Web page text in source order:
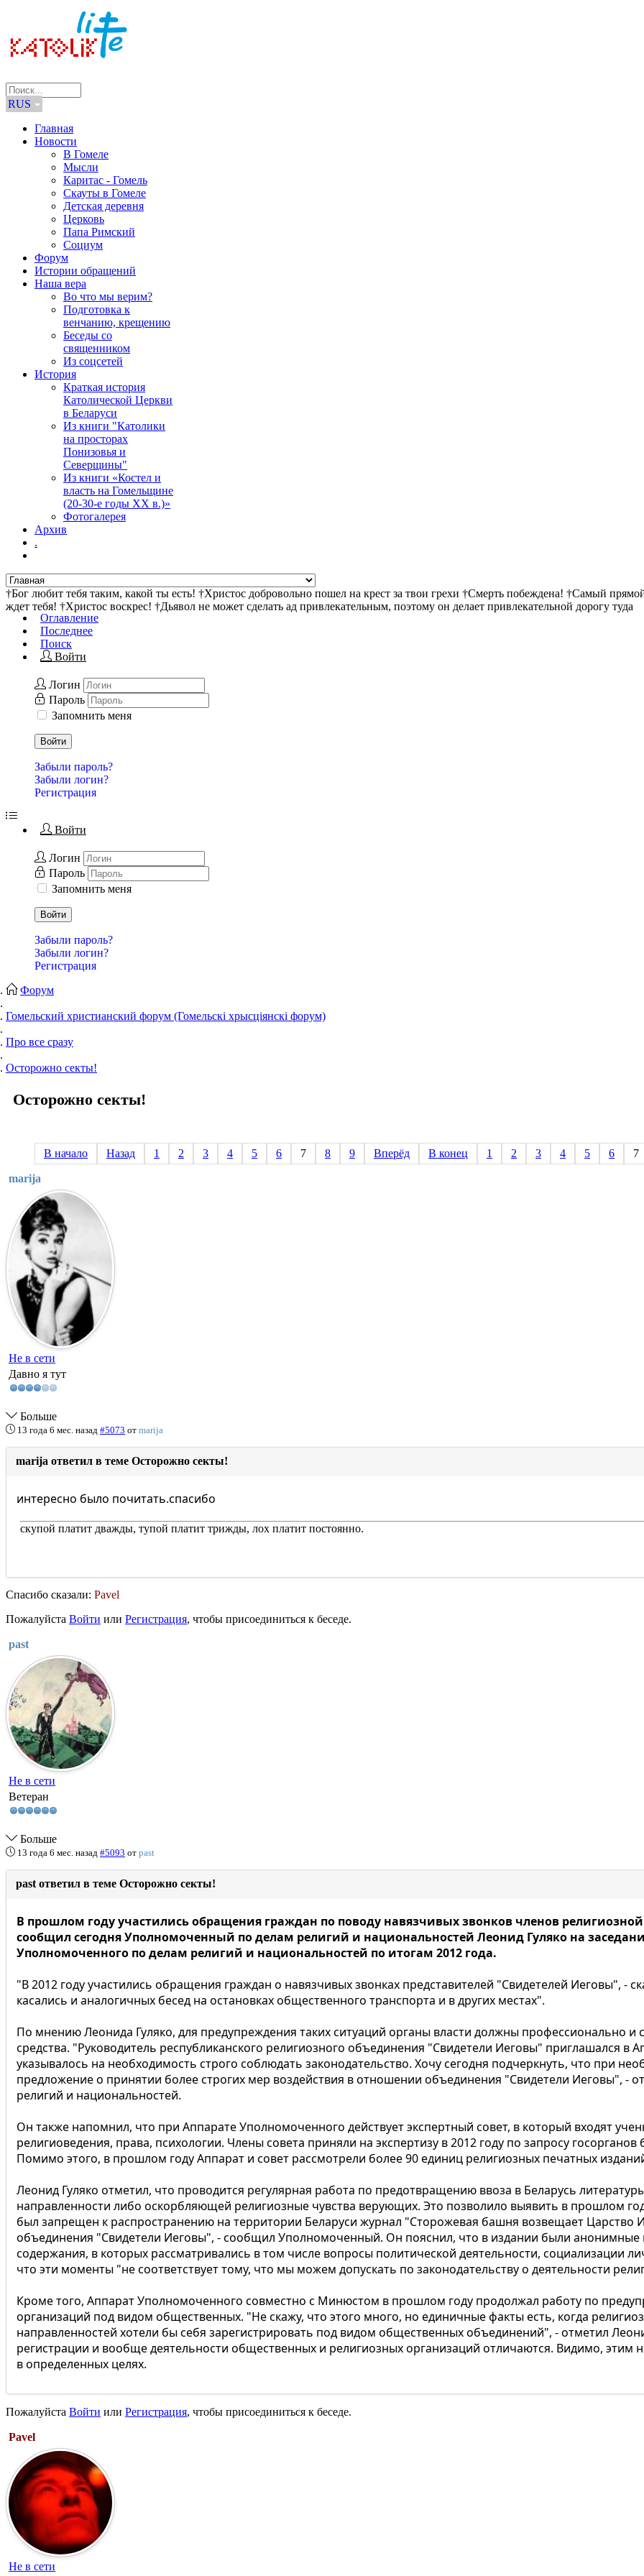
RUS
Главная
Новости
В Гомеле
Мысли
Каритас - Гомель
Скауты в Гомеле
Детская деревня
Церковь
Папа Римский
Социум
Форум
Истории обращений
Наша вера
Во что мы верим?
Подготовка к
венчанию, крещению
Беседы со
священником
Из соцсетей
История
Краткая история
Католической Церкви
в Беларуси
Из книги "Католики
на просторах
Понизовья и
Северщины"
Из книги «Костел и
власть на Гомельщине
(20-30-е годы ХХ в.)»
Фотогалерея
Архив
.
†Бог любит тебя таким, какой ты есть! †Христос добровольно пошел на крест за твои грехи †Смерть побеждена! †Самый
ждет тебя! †Христос воскрес! †Дьявол не может сделать ад привлекательным, поэтому он делает привлекательной дорогу туда
Оглавление
Последнее
Поиск
Войти
Логин
Пароль
Запомнить меня
Войти
Забыли пароль?
Забыли логин?
Регистрация
Войти
Логин
Пароль
Запомнить меня
Войти
Забыли пароль?
Забыли логин?
Регистрация
Форум
Гомельский христианский форум (Гомельскі хрысціянскі форум)
Про все сразу
Осторожно секты!
Осторожно секты!
В начало Назад 1 2 3 4 5 6 7 8 9 Вперёд В конец 1 2 3 4 5 6 7
marija
Не в сети
Давно я тут
Больше
13 года 6 мес. назад #5073 от marija
marija ответил в теме Осторожно секты!
интересно было почитать.спасибо
скупой платит дважды, тупой платит трижды, лох платит постоянно.
Спасибо сказали: Pavel
Пожалуйста Войти или Регистрация, чтобы присоединиться к беседе.
past
Не в сети
Ветеран
Больше
13 года 6 мес. назад #5093 от past
past ответил в теме Осторожно секты!
В прошлом году участились обращения граждан по поводу навязчивых звонков членов
сообщил сегодня Уполномоченный по делам религий и национальностей Леонид Гуляко на
Уполномоченного по делам религий и национальностей по итогам 2012 года.
"В 2012 году участились обращения граждан о навязчивых звонках представителей "Свидетелей Иеговы", -
касались и аналогичных бесед на остановках общественного транспорта и в других местах".
По мнению Леонида Гуляко, для предупреждения таких ситуаций органы власти должны профессионально
средства. "Руководитель республиканского религиозного объединения "Свидетели Иеговы" приглашался в
указывалось на необходимость строго соблюдать законодательство. Хочу сегодня подчеркнуть, что при
предложение о принятии более строгих мер воздействия в отношении объединения "Свидетели Иеговы", -
религий и национальностей.
Он также напомнил, что при Аппарате Уполномоченного действует экспертный совет, в который входят
религиоведения, права, психологии. Члены совета приняли на экспертизу в 2012 году по запросу
Помимо этого, в прошлом году Аппарат и совет рассмотрели более 90 единиц религиозных печатных
Леонид Гуляко отметил, что проводится регулярная работа по предотвращению ввоза в Беларусь
направленности либо оскорбляющей религиозные чувства верующих. Это позволило выявить в прошлом
был запрещен к распространению на территории Беларуси журнал "Сторожевая башня возвещает Царство
объединения "Свидетели Иеговы", - сообщил Уполномоченный. Он пояснил, что в издании были анонимные
содержания, в которых рассматривались в том числе вопросы политической деятельности, социализации
что эти моменты "не соответствует тому, что мы можем допускать по законодательству о деятельности
Кроме того, Аппарат Уполномоченного совместно с Минюстом в прошлом году продолжал работу по
организаций под видом общественных. "Не скажу, что этого много, но единичные факты есть, когда
направленностей хотели бы себя зарегистрировать под видом общественных объединений", - отметил
регистрации и вообще деятельности общественных и религиозных организаций отличаются. Видимо, этим
в определенных целях.
Пожалуйста Войти или Регистрация, чтобы присоединиться к беседе.
Pavel
Не в сети